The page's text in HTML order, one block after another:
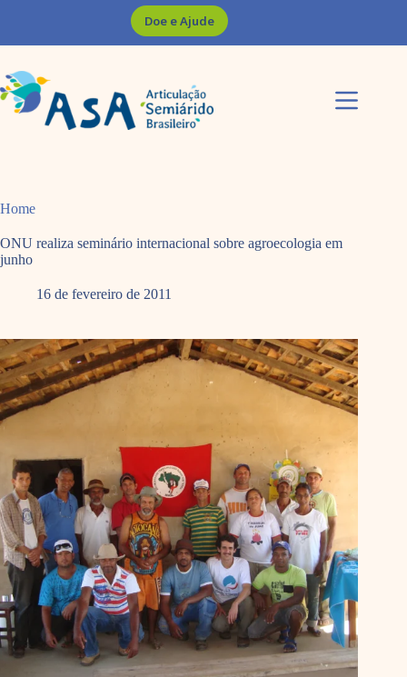
Doe e Ajude
Home
ONU realiza seminário internacional sobre agroecologia em
junho
16 de fevereiro de 2011